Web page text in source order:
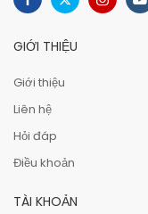
GIỚI THIỆU
Giới thiệu
Liên hệ
Hỏi đáp
Điều khoản
TÀI KHOẢN